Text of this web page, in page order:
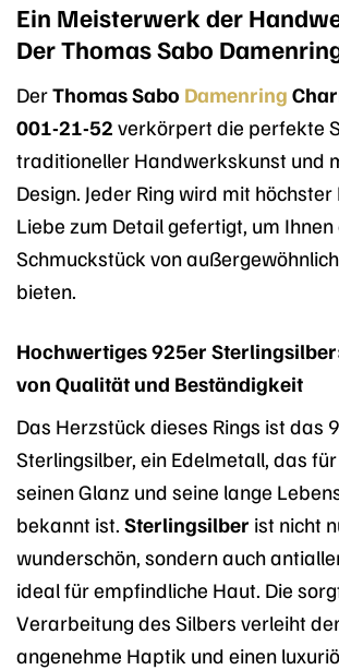
Ein Meisterwerk der
Der Thomas Sabo
DerThomas Sabo Damenring
001-21-52 verkörpert die perfekte
traditioneller Handwerkskunst und
Design. Jeder Ring wird mit
Liebe zum Detail gefertigt, um Ihnen
Schmuckstück von
bieten.
Hochwertiges 925er
von Qualität und Beständigkeit
Das Herzstück dieses Rings ist das
Sterlingsilber, ein Edelmetall, das
seinen Glanz und seine lange
bekannt ist. Sterlingsilber ist nicht
wunderschön, sondern auch
ideal für empfindliche Haut. Die
Verarbeitung des Silbers verleiht
angenehme Haptik und einen